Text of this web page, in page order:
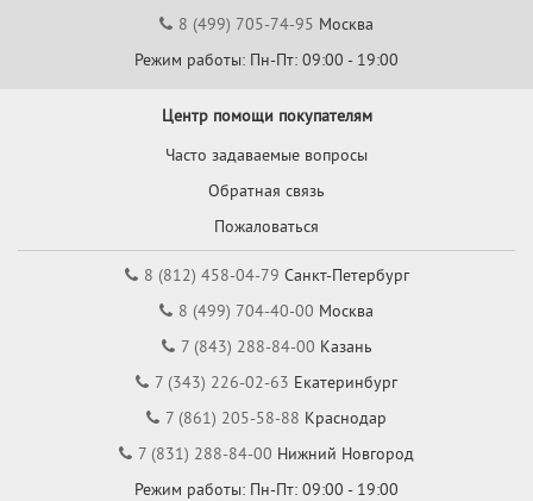
8 (499) 705-74-95 Москва
Режим работы: Пн-Пт: 09:00 - 19:00
Центр помощи покупателям
Часто задаваемые вопросы
Обратная связь
Пожаловаться
8 (812) 458-04-79 Санкт-Петербург
8 (499) 704-40-00 Москва
7 (843) 288-84-00 Казань
7 (343) 226-02-63 Екатеринбург
7 (861) 205-58-88 Краснодар
7 (831) 288-84-00 Нижний Новгород
Режим работы: Пн-Пт: 09:00 - 19:00